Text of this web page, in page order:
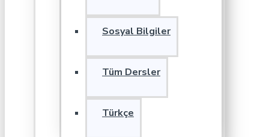
Sosyal Bilgiler
Tüm Dersler
Türkçe